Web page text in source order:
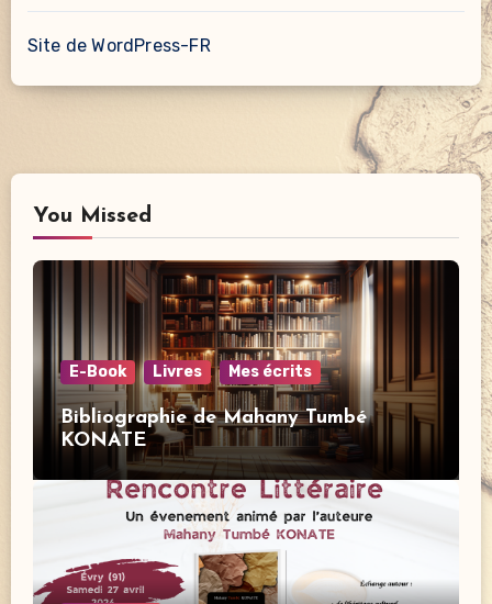
Site de WordPress-FR
You Missed
E-Book Livres Mes écrits
Bibliographie de Mahany Tumbé
KONATE